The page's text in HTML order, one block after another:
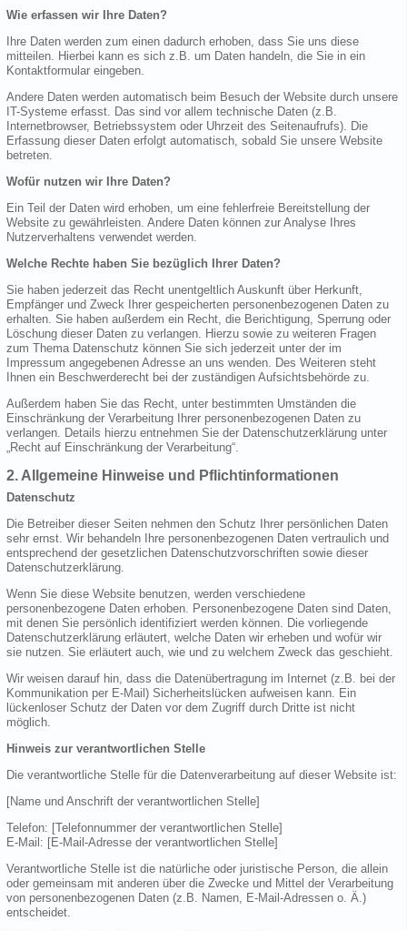
Wie erfassen wir Ihre Daten?
Ihre Daten werden zum einen dadurch erhoben, dass Sie uns diese
mitteilen. Hierbei kann es sich z.B. um Daten handeln, die Sie in ein
Kontaktformular eingeben.
Andere Daten werden automatisch beim Besuch der Website durch unsere
IT-Systeme erfasst. Das sind vor allem technische Daten (z.B.
Internetbrowser, Betriebssystem oder Uhrzeit des Seitenaufrufs). Die
Erfassung dieser Daten erfolgt automatisch, sobald Sie unsere Website
betreten.
Wofür nutzen wir Ihre Daten?
Ein Teil der Daten wird erhoben, um eine fehlerfreie Bereitstellung der
Website zu gewährleisten. Andere Daten können zur Analyse Ihres
Nutzerverhaltens verwendet werden.
Welche Rechte haben Sie bezüglich Ihrer Daten?
Sie haben jederzeit das Recht unentgeltlich Auskunft über Herkunft,
Empfänger und Zweck Ihrer gespeicherten personenbezogenen Daten zu
erhalten. Sie haben außerdem ein Recht, die Berichtigung, Sperrung oder
Löschung dieser Daten zu verlangen. Hierzu sowie zu weiteren Fragen
zum Thema Datenschutz können Sie sich jederzeit unter der im
Impressum angegebenen Adresse an uns wenden. Des Weiteren steht
Ihnen ein Beschwerderecht bei der zuständigen Aufsichtsbehörde zu.
Außerdem haben Sie das Recht, unter bestimmten Umständen die
Einschränkung der Verarbeitung Ihrer personenbezogenen Daten zu
verlangen. Details hierzu entnehmen Sie der Datenschutzerklärung unter
„Recht auf Einschränkung der Verarbeitung“.
2. Allgemeine Hinweise und Pflichtinformationen
Datenschutz
Die Betreiber dieser Seiten nehmen den Schutz Ihrer persönlichen Daten
sehr ernst. Wir behandeln Ihre personenbezogenen Daten vertraulich und
entsprechend der gesetzlichen Datenschutzvorschriften sowie dieser
Datenschutzerklärung.
Wenn Sie diese Website benutzen, werden verschiedene
personenbezogene Daten erhoben. Personenbezogene Daten sind Daten,
mit denen Sie persönlich identifiziert werden können. Die vorliegende
Datenschutzerklärung erläutert, welche Daten wir erheben und wofür wir
sie nutzen. Sie erläutert auch, wie und zu welchem Zweck das geschieht.
Wir weisen darauf hin, dass die Datenübertragung im Internet (z.B. bei der
Kommunikation per E-Mail) Sicherheitslücken aufweisen kann. Ein
lückenloser Schutz der Daten vor dem Zugriff durch Dritte ist nicht
möglich.
Hinweis zur verantwortlichen Stelle
Die verantwortliche Stelle für die Datenverarbeitung auf dieser Website ist:
[Name und Anschrift der verantwortlichen Stelle]
Telefon: [Telefonnummer der verantwortlichen Stelle]
E-Mail: [E-Mail-Adresse der verantwortlichen Stelle]
Verantwortliche Stelle ist die natürliche oder juristische Person, die allein
oder gemeinsam mit anderen über die Zwecke und Mittel der Verarbeitung
von personenbezogenen Daten (z.B. Namen, E-Mail-Adressen o. Ä.)
entscheidet.